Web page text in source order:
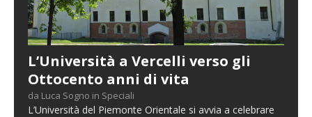
L’Università a Vercelli verso gli
Ottocento anni di vita
da Luca Sogno in Speciali
L’Università del Piemonte Orientale si avvia a celebrare